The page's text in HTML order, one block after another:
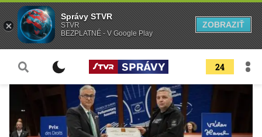
24
Správy STVR
STVR
BEZPLATNÉ - V Google Play
ZOBRAZIŤ